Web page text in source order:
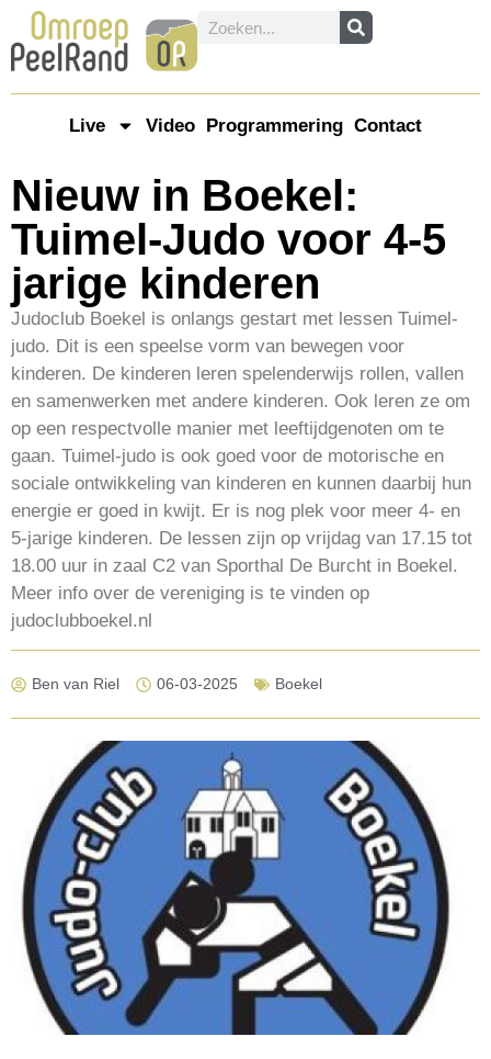
Live Video Programmering Contact
Nieuw in Boekel:
Tuimel-Judo voor 4-5
jarige kinderen
Judoclub Boekel is onlangs gestart met lessen Tuimel-
judo. Dit is een speelse vorm van bewegen voor
kinderen. De kinderen leren spelenderwijs rollen, vallen
en samenwerken met andere kinderen. Ook leren ze om
op een respectvolle manier met leeftijdgenoten om te
gaan. Tuimel-judo is ook goed voor de motorische en
sociale ontwikkeling van kinderen en kunnen daarbij hun
energie er goed in kwijt. Er is nog plek voor meer 4- en
5-jarige kinderen. De lessen zijn op vrijdag van 17.15 tot
18.00 uur in zaal C2 van Sporthal De Burcht in Boekel.
Meer info over de vereniging is te vinden op
judoclubboekel.nl
Ben van Riel 06-03-2025 Boekel